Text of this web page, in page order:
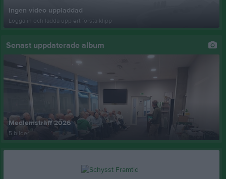
Ingen video uppladdad
Logga in och ladda upp ert första klipp
Senast uppdaterade album
Medlemsträff 2026
5 bilder